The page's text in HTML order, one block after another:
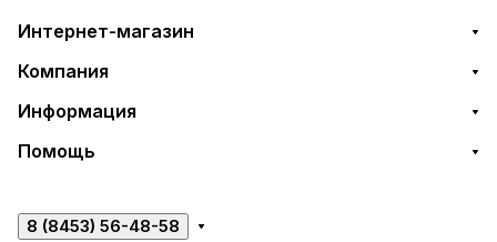
Интернет-магазин
Компания
Информация
Помощь
8 (8453) 56-48-58